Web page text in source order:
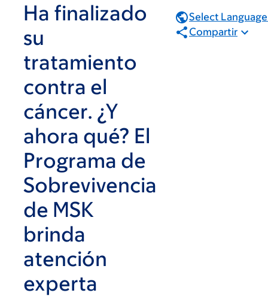
Ha finalizado
su
tratamiento
contra el
cáncer. ¿Y
ahora qué? El
Programa de
Sobrevivencia
de MSK
brinda
atención
experta
Select
Compartir